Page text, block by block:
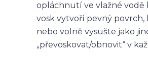
opláchnutí ve vlažné vodě
vosk vytvoří pevný
nebo volně vysušte jako
„převoskovat/obnovit“ v